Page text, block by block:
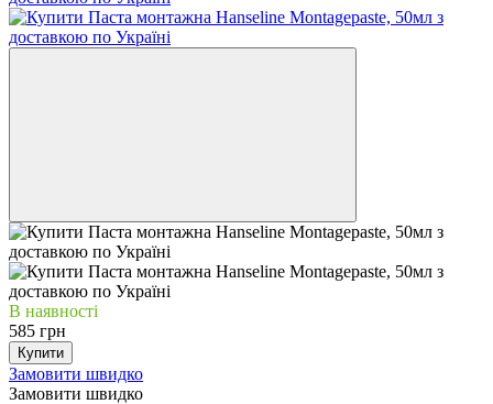
В наявності
585 грн
Купити
Замовити швидко
Замовити швидко